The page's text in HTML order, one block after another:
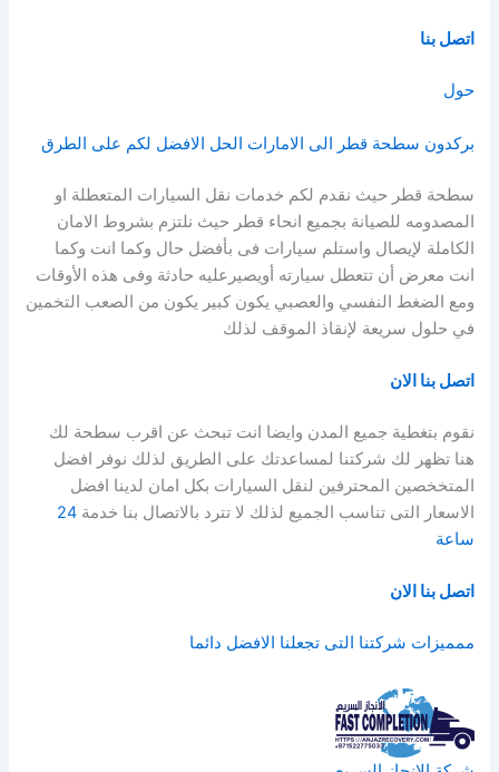
اتصل بنا
حول
بركدون سطحة قطر الى الامارات الحل الافضل لكم على الطرق
سطحة قطر حيث نقدم لكم خدمات نقل السيارات المتعطلة او
المصدومه للصيانة بجميع انحاء قطر حيث نلتزم بشروط الامان
الكاملة لإيصال واستلم سيارات فى بأفضل حال وكما انت وكما
انت معرض أن تتعطل سيارته أويصيرعليه حادثة وفى هذه الأوقات
ومع الضغط النفسي والعصبي يكون كبير يكون من الصعب التخمين
في حلول سريعة لإنقاذ الموقف لذلك
اتصل بنا الان
نقوم بتغطية جميع المدن وايضا انت تبحث عن اقرب سطحة لك
هنا تظهر لك شركتنا لمساعدتك على الطريق لذلك نوفر افضل
المتخخصين المحترفين لنقل السيارات بكل امان لدينا افضل
الاسعار التى تناسب الجميع لذلك لا تترد بالاتصال بنا خدمة24
ساعة
اتصل بنا الان
ممميزات شركتنا التى تجعلنا الافضل دائما